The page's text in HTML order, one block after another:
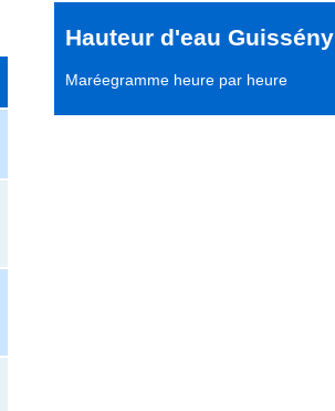
Hauteur d'eau Guissény
Maréegramme heure par heure